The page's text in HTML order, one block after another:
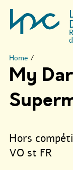
Home /
My
Hors
VO st FR